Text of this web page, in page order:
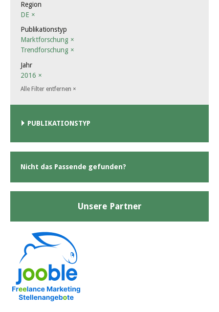
Region
DE ×
Publikationstyp
Marktforschung ×
Trendforschung ×
Jahr
2016 ×
Alle Filter entfernen ×
PUBLIKATIONSTYP
Nicht das Passende gefunden?
Unsere Partner